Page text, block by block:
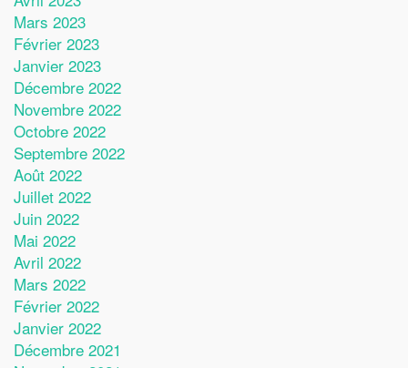
Mars 2023
Février 2023
Janvier 2023
Décembre 2022
Novembre 2022
Octobre 2022
Septembre 2022
Août 2022
Juillet 2022
Juin 2022
Mai 2022
Avril 2022
Mars 2022
Février 2022
Janvier 2022
Décembre 2021